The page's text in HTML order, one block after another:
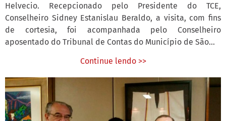
Helvecio. Recepcionado pelo Presidente do TCE,
Conselheiro Sidney Estanislau Beraldo, a visita, com fins
de cortesia, foi acompanhada pelo Conselheiro
aposentado do Tribunal de Contas do Município de São...
Continue lendo >>